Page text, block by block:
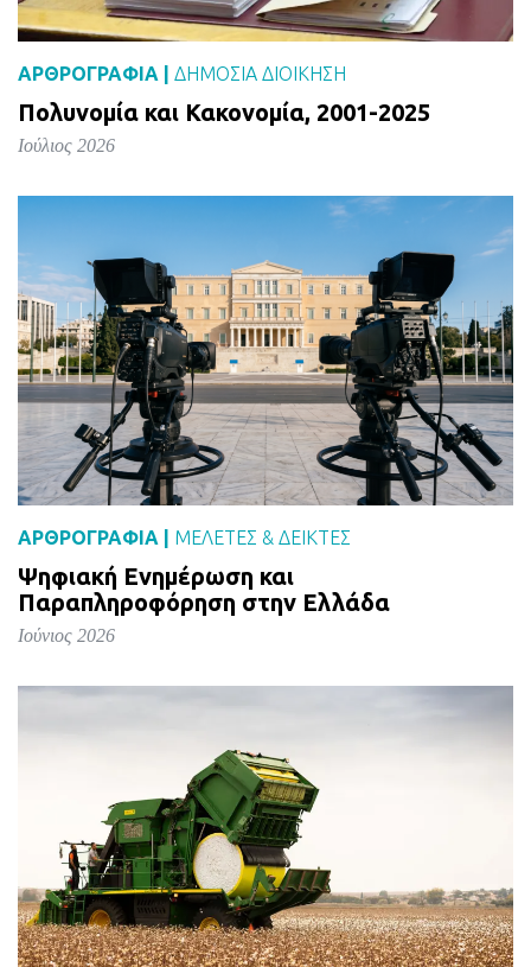
ΑΡΘΡΟΓΡΑΦΙΑ | ΔΗΜΌΣΙΑ ΔΙΟΊΚΗΣΗ
Πολυνομία και Κακονομία, 2001-2025
Ιούλιος 2026
ΑΡΘΡΟΓΡΑΦΙΑ | ΜΕΛΈΤΕΣ & ΔΕΙΚΤΕΣ
Ψηφιακή Ενημέρωση και
Παραπληροφόρηση στην Ελλάδα
Ιούνιος 2026